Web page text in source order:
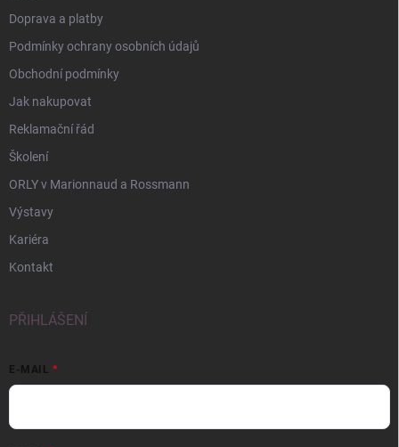
Doprava a platby
Podmínky ochrany osobních údajů
Obchodní podmínky
Jak nakupovat
Reklamační řád
Školení
ORLY v Marionnaud a Rossmann
Výstavy
Kariéra
Kontakt
PŘIHLÁŠENÍ
E-MAIL